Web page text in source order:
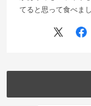
てると思って食べま